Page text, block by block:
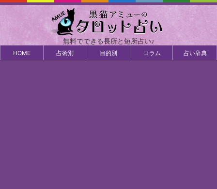
無料でできる長所と短所占い♪
HOME 占術別 目的別 コラム 占い辞典